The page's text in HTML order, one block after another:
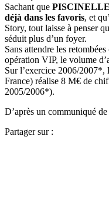
Sachant que PISCINELLE
déjà dans les favoris, et
Story, tout laisse à penser
séduit plus d’un foyer.
Sans attendre les
opération VIP, le volume
Sur l’exercice 2006/2007*,
France) réalise 8 M€ de
2005/2006*).
D’après un communiqué de
Partager sur :